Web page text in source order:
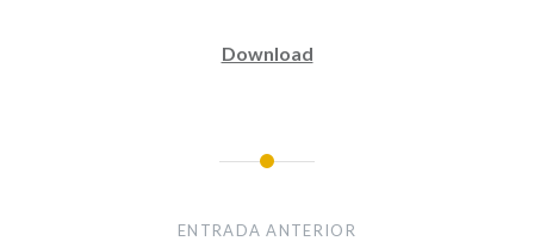
Download
ENTRADA ANTERIOR